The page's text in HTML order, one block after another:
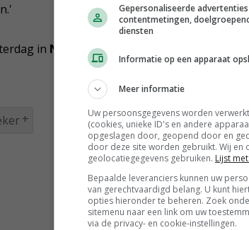
in Nieuwe Oogst
Gepersonaliseerde
contentmetingen,
diensten
Informatie op een apparaat
Meer informatie
Uw persoonsgegevens worden
(cookies, unieke ID's en andere
opgeslagen door, geopend door en
door deze site worden gebruikt. Wij en
geolocatiegegevens gebruiken. Lijst
Bepaalde leveranciers kunnen uw
van gerechtvaardigd belang. U kunt
opties hieronder te beheren. Zoek
sitemenu naar een link om uw
via de privacy- en cookie-instellingen.